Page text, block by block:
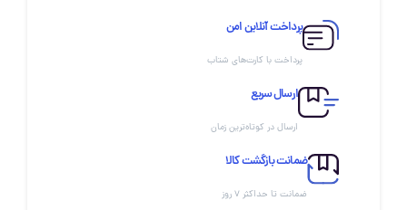
پرداخت آنلاین امن
پرداخت با کارت‌های شتاب
ارسال سریع
ارسال در کوتاه‌ترین زمان
ضمانت بازگشت کالا
ضمانت تا حداکثر ۷ روز